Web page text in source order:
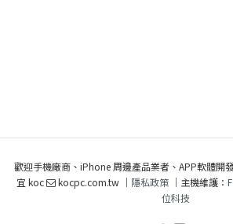
歡迎手機廠商、iPhone 周邊產品業者、APP軟體開
宜 koc
kocpc.com.tw ｜ 隱私政策｜主機維護：
位科技